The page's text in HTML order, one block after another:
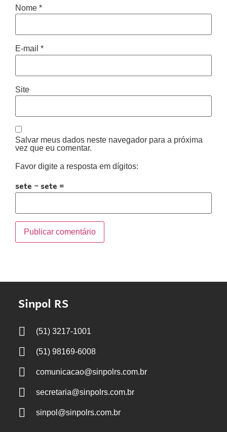
Nome *
E-mail *
Site
Salvar meus dados neste navegador para a próxima
vez que eu comentar.
Favor digite a resposta em dígitos:
sete − sete =
Sinpol RS
(51) 3217-1001
(51) 98169-6008
comunicacao@sinpolrs.com.br
secretaria@sinpolrs.com.br
sinpol@sinpolrs.com.br